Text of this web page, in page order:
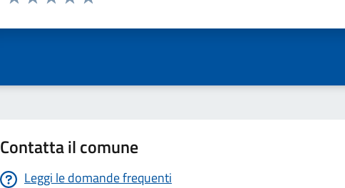
Contatta il comune
Leggi le domande frequenti